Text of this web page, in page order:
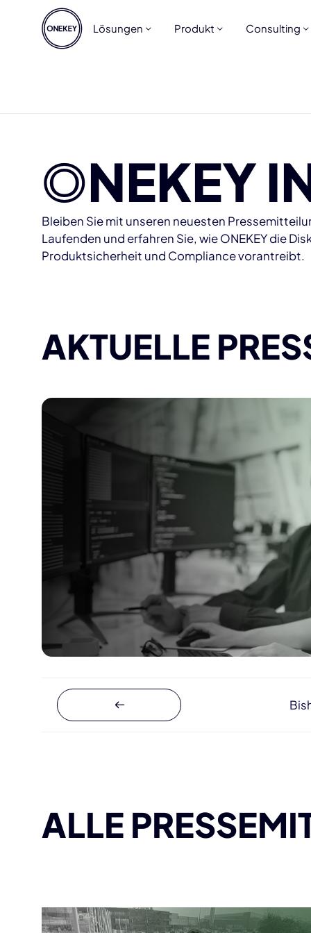
Lösungen Produkt Consulting
ONEKEY
Bleiben Sie mit unseren neuesten
Laufenden und erfahren Sie, wie ONEKEY die
Produktsicherheit und Compliance vorantreibt.
AKTUELLE
ALLE